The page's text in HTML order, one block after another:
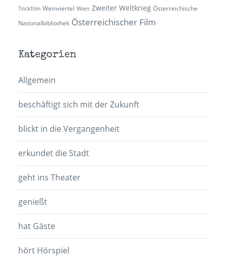
Trickfilm Weinviertel Wien Zweiter Weltkrieg Österreichische
Nationalbibliothek Österreichischer Film
Kategorien
Allgemein
beschäftigt sich mit der Zukunft
blickt in die Vergangenheit
erkundet die Stadt
geht ins Theater
genießt
hat Gäste
hört Hörspiel